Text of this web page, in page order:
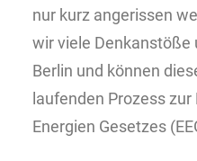
nur kurz angerissen
wir viele Denkanstöße
Berlin und können
laufenden Prozess
Energien Gesetzes